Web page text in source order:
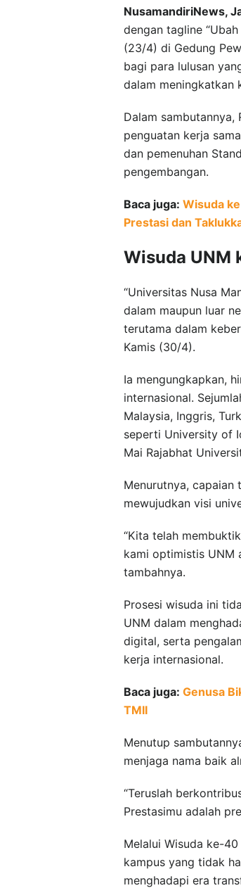
NusamandiriNews,
dengan tagline
(23/4) di Gedung
bagi para lulusan
dalam meningkatkan
Dalam sambutannya,
penguatan kerja
dan pemenuhan
pengembangan.
Baca juga: Wisuda
Prestasi dan
Wisuda UNM
“Universitas Nusa
dalam maupun luar
terutama dalam
Kamis (30/4).
Ia mengungkapkan,
internasional.
Malaysia, Inggris,
seperti University of
Mai Rajabhat
Menurutnya, capaian
mewujudkan visi
“Kita telah
kami optimistis UNM
tambahnya.
Prosesi wisuda ini
UNM dalam
digital, serta
kerja internasional.
Baca juga: Genusa
TMII
Menutup
menjaga nama baik
“Teruslah
Prestasimu adalah
Melalui Wisuda ke-
kampus yang tidak
menghadapi era